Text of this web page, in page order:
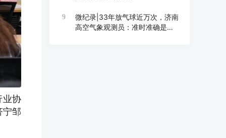
业协
宁邹
9
微纪录|33年放气球近万次，济南
高空气象观测员：准时准确是底